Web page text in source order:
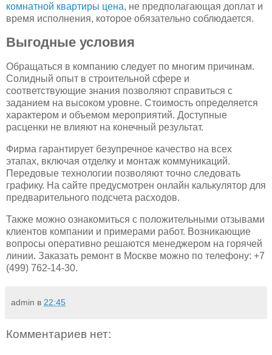
комнатной квартиры цена, не предполагающая доплат и
время исполнения, которое обязательно соблюдается.
Выгодные условия
Обращаться в компанию следует по многим причинам.
Солидный опыт в строительной сфере и
соответствующие знания позволяют справиться с
заданием на высоком уровне. Стоимость определяется
характером и объемом мероприятий. Доступные
расценки не влияют на конечный результат.
Фирма гарантирует безупречное качество на всех
этапах, включая отделку и монтаж коммуникаций.
Передовые технологии позволяют точно следовать
графику. На сайте предусмотрен онлайн калькулятор для
предварительного подсчета расходов.
Также можно ознакомиться с положительными отзывами
клиентов компании и примерами работ. Возникающие
вопросы оперативно решаются менеджером на горячей
линии. Заказать ремонт в Москве можно по телефону: +7
(499) 762-14-30.
admin в 22:45
Комментариев нет: